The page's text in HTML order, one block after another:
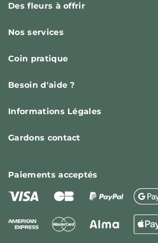
Des fleurs à offrir
Nos services
Coin pratique
Besoin d'aide ?
Informations Légales
Gardons contact
Paiementsacceptés